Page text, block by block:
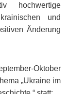
hochwertige
und
Änderung
Oktober
„Ukraine im